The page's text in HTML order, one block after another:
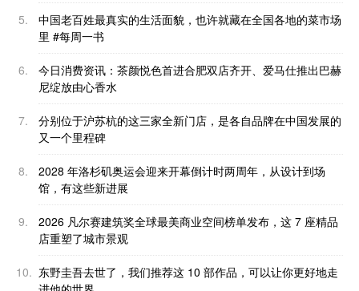
5.
中国老百姓最真实的生活面貌，也许就藏在全国各地的菜市场
里 #每周一书
6.
今日消费资讯：茶颜悦色首进合肥双店齐开、爱马仕推出巴赫
尼绽放由心香水
7.
分别位于沪苏杭的这三家全新门店，是各自品牌在中国发展的
又一个里程碑
8.
2028 年洛杉矶奥运会迎来开幕倒计时两周年，从设计到场
馆，有这些新进展
9.
2026 凡尔赛建筑奖全球最美商业空间榜单发布，这 7 座精品
店重塑了城市景观
10. 东野圭吾去世了，我们推荐这 10 部作品，可以让你更好地走